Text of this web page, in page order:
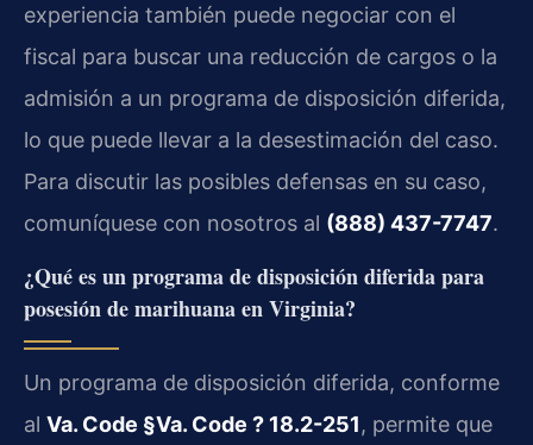
experiencia también puede negociar con el
fiscal para buscar una reducción de cargos o la
admisión a un programa de disposición diferida,
lo que puede llevar a la desestimación del caso.
Para discutir las posibles defensas en su caso,
comuníquese con nosotros al (888) 437-7747.
¿Qué es un programa de disposición diferida para
posesión de marihuana en Virginia?
Un programa de disposición diferida, conforme
al Va. Code §Va. Code ? 18.2-251, permite que